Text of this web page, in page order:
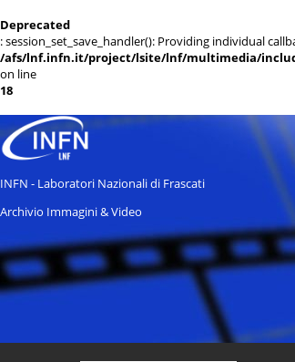
Deprecated
: session_set_save_handler(): Providing individual
/afs/lnf.infn.it/project/lsite/lnf/multimedia/
on line
18
INFN - Laboratori Nazionali di Frascati
Archivio Immagini & Video